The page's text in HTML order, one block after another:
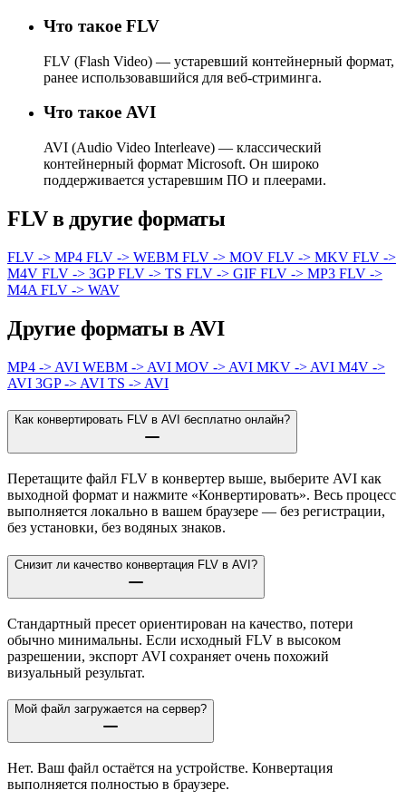
Что такое FLV
FLV (Flash Video) — устаревший контейнерный формат,
ранее использовавшийся для веб-стриминга.
Что такое AVI
AVI (Audio Video Interleave) — классический
контейнерный формат Microsoft. Он широко
поддерживается устаревшим ПО и плеерами.
FLV в другие форматы
FLV -> MP4 FLV -> WEBM FLV -> MOV FLV -> MKV FLV ->
M4V FLV -> 3GPFLV -> TS FLV -> GIF FLV -> MP3 FLV ->
M4A FLV -> WAV
Другие форматы в AVI
MP4 -> AVI WEBM -> AVI MOV -> AVI MKV -> AVI M4V ->
AVI 3GP -> AVI TS -> AVI
Как конвертировать FLV в AVI бесплатно онлайн?
Перетащите файл FLV в конвертер выше, выберите AVI как
выходной формат и нажмите «Конвертировать». Весь процесс
выполняется локально в вашем браузере — без регистрации,
без установки, без водяных знаков.
Снизит ли качество конвертация FLV в AVI?
Стандартный пресет ориентирован на качество, потери
обычно минимальны. Если исходный FLV в высоком
разрешении, экспорт AVI сохраняет очень похожий
визуальный результат.
Мой файл загружается на сервер?
Нет. Ваш файл остаётся на устройстве. Конвертация
выполняется полностью в браузере.